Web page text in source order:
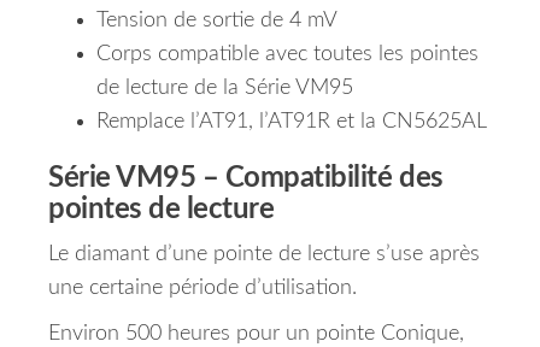
Tension de sortie de 4 mV
Corps compatible avec toutes les pointes
de lecture de la Série VM95
Remplace l’AT91, l’AT91R et la CN5625AL
Série VM95 – Compatibilité des
pointes de lecture
Le diamant d’une pointe de lecture s’use après
une certaine période d’utilisation.
Environ 500 heures pour un pointe Conique,